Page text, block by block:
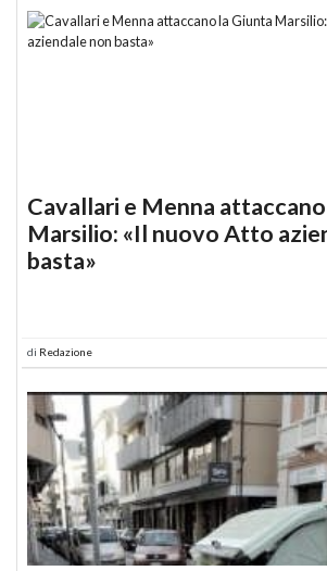
Cavallari e Menna
Marsilio: «Il nuovo Atto
basta»
di Redazione